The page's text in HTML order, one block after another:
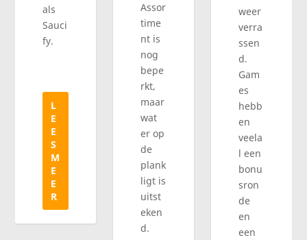
als
Sauci
fy.
L
E
E
S
M
E
E
R
Assor
time
nt is
nog
bepe
rkt,
maar
wat
er op
de
plank
ligt is
uitst
eken
d.
weer
verra
ssen
d.
Gam
es
hebb
en
veela
l een
bonu
sron
de
en
een